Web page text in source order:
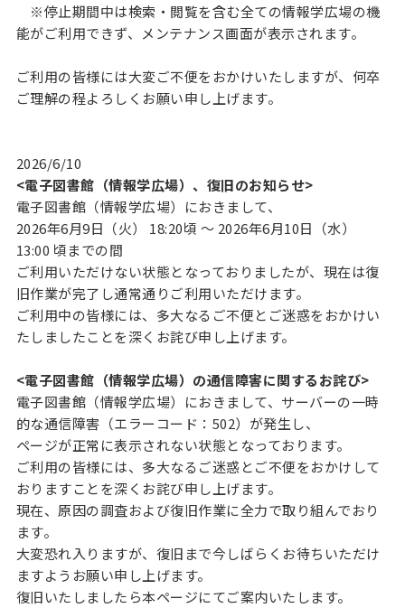
※停止期間中は検索・閲覧を含む全ての情報学広場の機
能がご利用できず、メンテナンス画面が表示されます。
ご利用の皆様には大変ご不便をおかけいたしますが、何卒
ご理解の程よろしくお願い申し上げます。
2026/6/10
<電子図書館（情報学広場）、復旧のお知らせ>
電子図書館（情報学広場）におきまして、
2026年6月9日（火） 18:20頃 ～ 2026年6月10日（水）
13:00 頃までの間
ご利用いただけない状態となっておりましたが、現在は復
旧作業が完了し通常通りご利用いただけます。
ご利用中の皆様には、多大なるご不便とご迷惑をおかけい
たしましたことを深くお詫び申し上げます。
<電子図書館（情報学広場）の通信障害に関するお詫び>
電子図書館（情報学広場）におきまして、サーバーの一時
的な通信障害（エラーコード：502）が発生し、
ページが正常に表示されない状態となっております。
ご利用の皆様には、多大なるご迷惑とご不便をおかけして
おりますことを深くお詫び申し上げます。
現在、原因の調査および復旧作業に全力で取り組んでおり
ます。
大変恐れ入りますが、復旧まで今しばらくお待ちいただけ
ますようお願い申し上げます。
復旧いたしましたら本ページにてご案内いたします。